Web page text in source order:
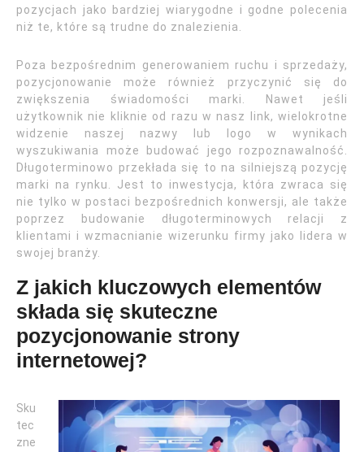
pozycjach jako bardziej wiarygodne i godne polecenia
niż te, które są trudne do znalezienia.
Poza bezpośrednim generowaniem ruchu i sprzedaży,
pozycjonowanie może również przyczynić się do
zwiększenia świadomości marki. Nawet jeśli
użytkownik nie kliknie od razu w nasz link, wielokrotne
widzenie naszej nazwy lub logo w wynikach
wyszukiwania może budować jego rozpoznawalność.
Długoterminowo przekłada się to na silniejszą pozycję
marki na rynku. Jest to inwestycja, która zwraca się
nie tylko w postaci bezpośrednich konwersji, ale także
poprzez budowanie długoterminowych relacji z
klientami i wzmacnianie wizerunku firmy jako lidera w
swojej branży.
Z jakich kluczowych elementów
składa się skuteczne
pozycjonowanie strony
internetowej?
Sku
tec
zne